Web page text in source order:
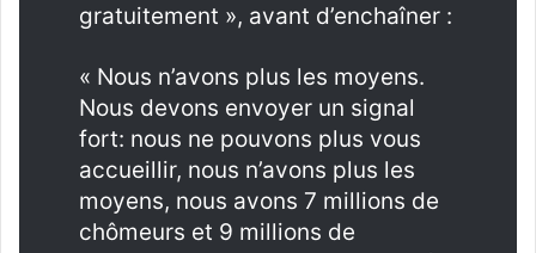
gratuitement », avant d’enchaîner :
« Nous n’avons plus les moyens.
Nous devons envoyer un signal
fort: nous ne pouvons plus vous
accueillir, nous n’avons plus les
moyens, nous avons 7 millions de
chômeurs et 9 millions de